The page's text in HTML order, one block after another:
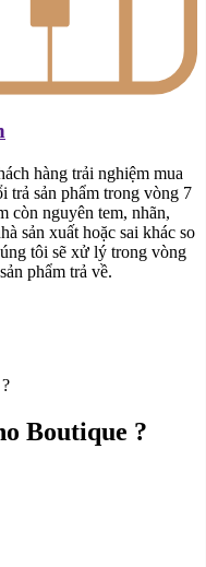
hàng trải nghiệm mua
trả sản phẩm trong vòng 7
còn nguyên tem, nhãn,
sản xuất hoặc sai khác so
tôi sẽ xử lý trong vòng
phẩm trả về.
Boutique ?